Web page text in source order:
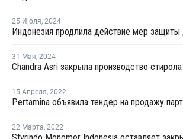
25 Июля, 2024
31 Мая, 2024
15 Апреля, 2022
22 Марта, 2022